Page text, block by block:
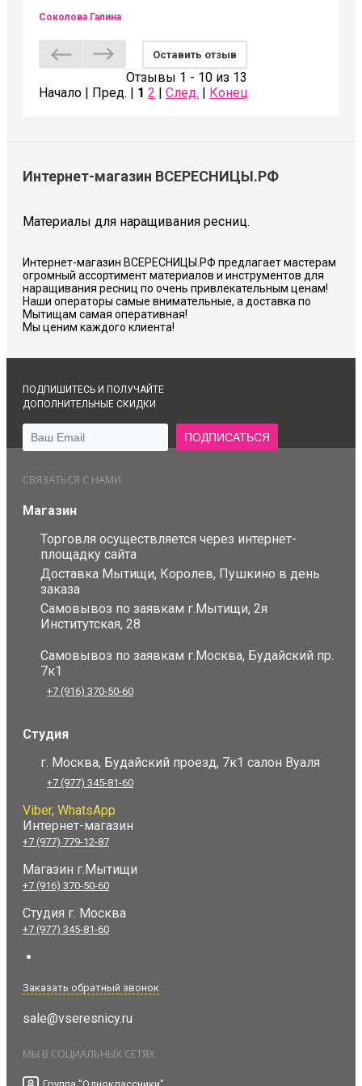
Соколова Галина
Оставить отзыв
Отзывы 1 - 10 из 13
Начало | Пред. | 1 2 След. Конец
Интернет-магазин ВСЕРЕСНИЦЫ.РФ
Материалы для наращивания ресниц.
Интернет-магазин ВСЕРЕСНИЦЫ.РФ предлагает мастерам
огромный ассортимент материалов и инструментов для
наращивания ресниц по очень привлекательным ценам!
Наши операторы самые внимательные, а доставка по
Мытищам самая оперативная!
Мы ценим каждого клиента!
ПОДПИШИТЕСЬ И ПОЛУЧАЙТЕ
ДОПОЛНИТЕЛЬНЫЕ СКИДКИ
СВЯЗАТЬСЯ С НАМИ
Магазин
Торговля осуществляется через интернет-
площадку сайта
Доставка Мытищи, Королев, Пушкино в день
заказа
Самовывоз по заявкам г.Мытищи, 2я
Институтская, 28
Самовывоз по заявкам г.Москва, Будайский пр.
7к1
+7 (916) 370-50-60
Студия
г. Москва, Будайский проезд, 7к1 салон Вуаля
+7 (977) 345-81-60
Viber, WhatsApp
Интернет-магазин
+7 (977) 779-12-87
Магазин г.Мытищи
+7 (916) 370-50-60
Студия г. Москва
+7 (977) 345-81-60
Заказать обратный звонок
sale@vseresnicy.ru
МЫ В СОЦИАЛЬНЫХ СЕТЯХ